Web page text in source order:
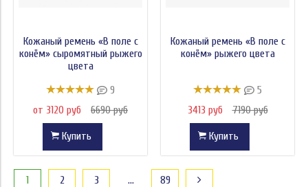
Кожаный ремень «В поле с
конём» сыромятный рыжего
цвета
9
от 3120 руб
6690 руб
Купить
Кожаный ремень «В поле с
конём» рыжего цвета
5
3413 руб
7190 руб
Купить
1 2 3 … 89